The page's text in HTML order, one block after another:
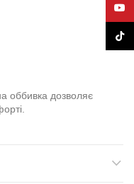
оббивка дозволяє